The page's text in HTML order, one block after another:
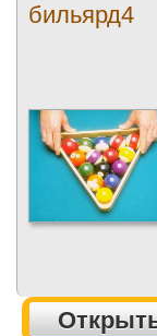
бильярд4